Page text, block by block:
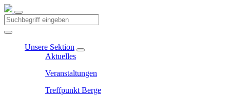
Unsere Sektion
Aktuelles
Veranstaltungen
Treffpunkt Berge